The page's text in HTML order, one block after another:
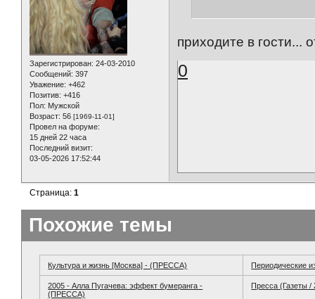
Зарегистрирован: 24-03-2010
Сообщений: 397
Уважение: +462
Позитив: +416
Пол: Мужской
Возраст: 56 [1969-11-01]
Провел на форуме:
15 дней 22 часа
Последний визит:
03-05-2026 17:52:44
приходите в гости...
0
Страница:1
Похожие темы
Культура и жизнь [Москва] - (ПРЕССА) Периодические
2005 - Алла Пугачева: эффект бумеранга -
(ПРЕССА)
Пресса (Газеты